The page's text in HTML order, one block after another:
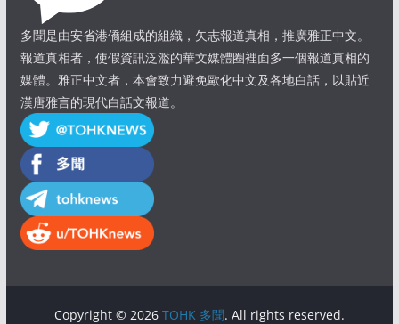
多聞是由安省港僑組成的組織，矢志報道真相，推廣雅正中文。
報道真相者，使假資訊泛濫的華文媒體圈裡面多一個報道真相的
媒體。雅正中文者，本會致力避免歐化中文及各地白話，以貼近
漢唐雅言的現代白話文報道。
Copyright © 2026 TOHK 多聞. All rights reserved.